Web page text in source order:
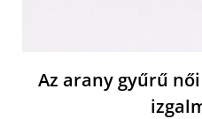
Az arany gyűrű